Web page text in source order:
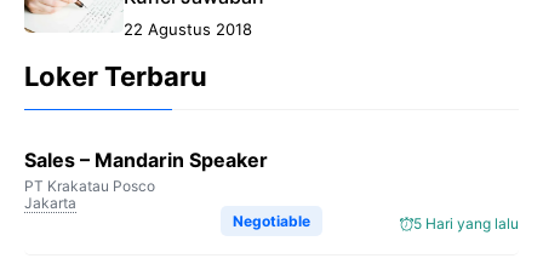
22 Agustus 2018
Loker Terbaru
Sales – Mandarin Speaker
PT Krakatau Posco
Jakarta
5 Hari yang lalu
Negotiable